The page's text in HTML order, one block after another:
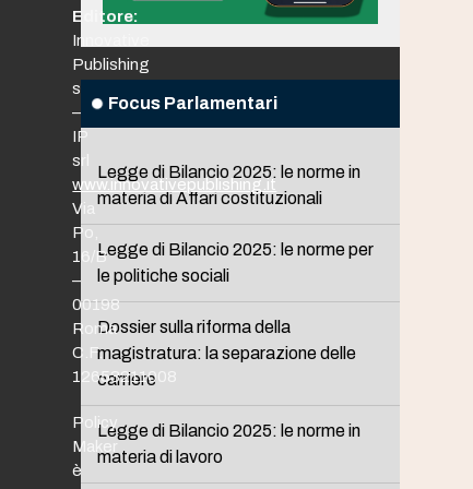
Focus Parlamentari
Legge di Bilancio 2025: le norme in
materia di Affari costituzionali
Legge di Bilancio 2025: le norme per
le politiche sociali
Dossier sulla riforma della
magistratura: la separazione delle
carriere
Legge di Bilancio 2025: le norme in
materia di lavoro
Editore:
Innovative
Publishing
srl
–
IP
srl
www.innovativepublishing.it
Via
Po,
16/B
–
00198
Roma
C.F.
12653211008
Policy
Maker
è